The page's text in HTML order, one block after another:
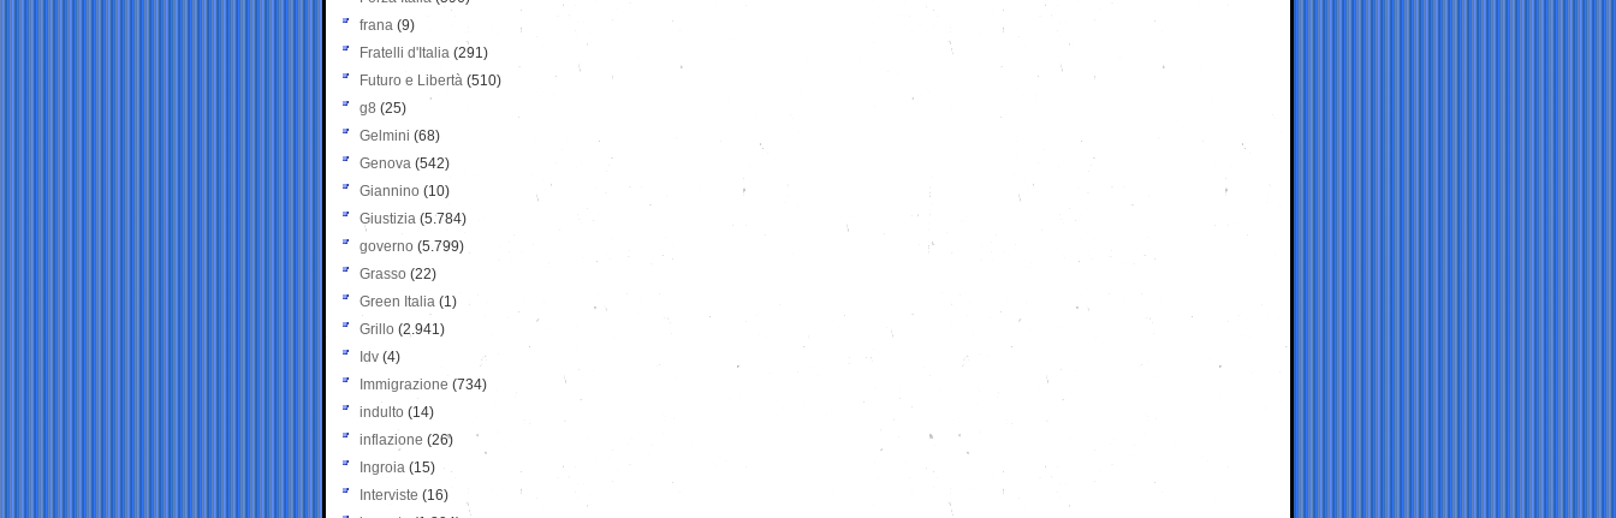
frana (9)
Fratelli d'Italia (291)
Futuro e Libertà (510)
g8 (25)
Gelmini (68)
Genova (542)
Giannino (10)
Giustizia (5.784)
governo (5.799)
Grasso (22)
Green Italia (1)
Grillo (2.941)
Idv (4)
Immigrazione (734)
indulto (14)
inflazione (26)
Ingroia (15)
Interviste (16)